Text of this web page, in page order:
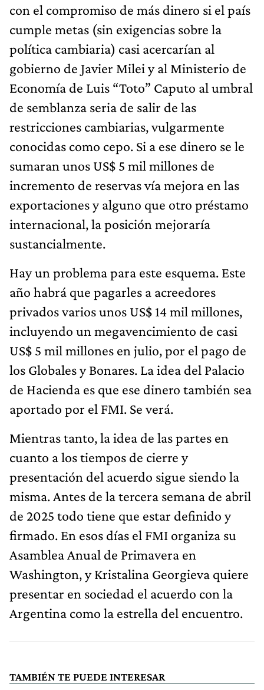
con el compromiso de más dinero si el país
cumple metas (sin exigencias sobre la
política cambiaria) casi acercarían al
gobierno de Javier Milei y al Ministerio de
Economía de Luis “Toto” Caputo al umbral
de semblanza seria de salir de las
restricciones cambiarias, vulgarmente
conocidas como cepo. Si a ese dinero se le
sumaran unos US$ 5 mil millones de
incremento de reservas vía mejora en las
exportaciones y alguno que otro préstamo
internacional, la posición mejoraría
sustancialmente.
Hay un problema para este esquema. Este
año habrá que pagarles a acreedores
privados varios unos US$ 14 mil millones,
incluyendo un megavencimiento de casi
US$ 5 mil millones en julio, por el pago de
los Globales y Bonares. La idea del Palacio
de Hacienda es que ese dinero también sea
aportado por el FMI. Se verá.
Mientras tanto, la idea de las partes en
cuanto a los tiempos de cierre y
presentación del acuerdo sigue siendo la
misma. Antes de la tercera semana de abril
de 2025 todo tiene que estar definido y
firmado. En esos días el FMI organiza su
Asamblea Anual de Primavera en
Washington, y Kristalina Georgieva quiere
presentar en sociedad el acuerdo con la
Argentina como la estrella del encuentro.
TAMBIÉN TE PUEDE INTERESAR